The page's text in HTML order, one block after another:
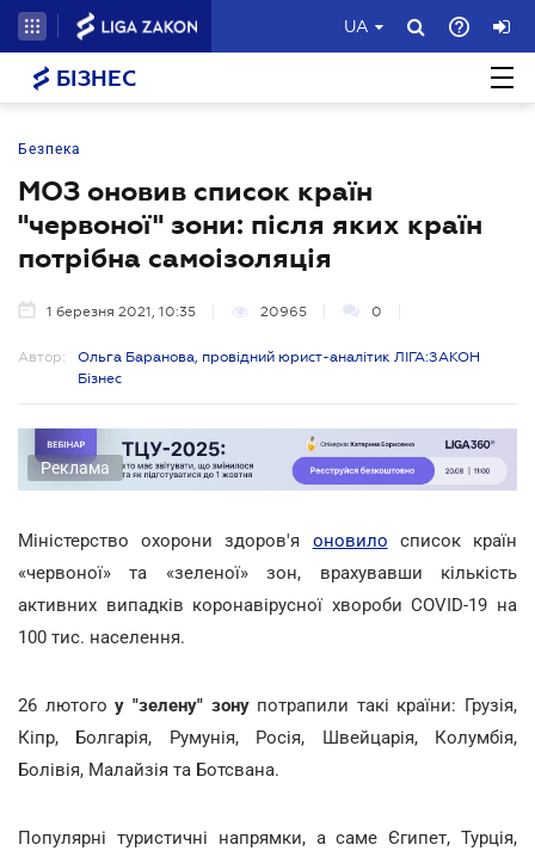
UA
БІЗНЕС
Безпека
МОЗ оновив список країн
"червоної" зони: після яких країн
потрібна самоізоляція
1 березня 2021, 10:35 20965 0
Автор:
Ольга Баранова, провідний юрист-аналітик ЛІГА:ЗАКОН
Бізнес
Реклама
Міністерство охорони здоров'я оновило список країн
«червоної» та «зеленої» зон, врахувавши кількість
активних випадків коронавірусної хвороби COVID-19 на
100 тис. населення.
26 лютого у "зелену" зону потрапили такі країни: Грузія,
Кіпр, Болгарія, Румунія, Росія, Швейцарія, Колумбія,
Болівія, Малайзія та Ботсвана.
Популярні туристичні напрямки, а саме Єгипет, Турція,